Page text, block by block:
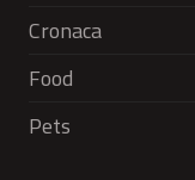
Cronaca
Food
Pets